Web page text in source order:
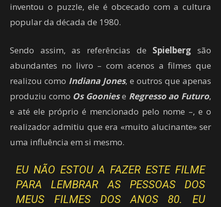
inventou o puzzle, ele é obcecado com a cultura
popular da década de 1980.
Sendo assim, as referências de Spielberg são
abundantes no livro – com acenos a filmes que
realizou como Indiana Jones, e outros que apenas
produziu como Os Gooniese Regresso ao Futuro,
e até ele próprio é mencionado pelo nome –, e o
realizador admitiu que era «muito alucinante» ser
uma influência em si mesmo.
EU NÃO ESTOU A FAZER ESTE FILME
PARA LEMBRAR AS PESSOAS DOS
MEUS FILMES DOS ANOS 80. EU